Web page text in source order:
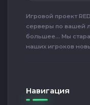
Игровой проект
серверы по вашей
большее... Мы
наших игроков
Навигация